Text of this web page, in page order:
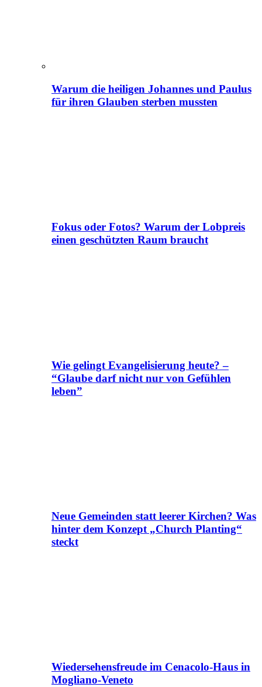
Warum die heiligen Johannes und Paulus
für ihren Glauben sterben mussten
Fokus oder Fotos? Warum der Lobpreis
einen geschützten Raum braucht
Wie gelingt Evangelisierung heute? –
“Glaube darf nicht nur von Gefühlen
leben”
Neue Gemeinden statt leerer Kirchen? Was
hinter dem Konzept „Church Planting“
steckt
Wiedersehensfreude im Cenacolo-Haus in
Mogliano-Veneto